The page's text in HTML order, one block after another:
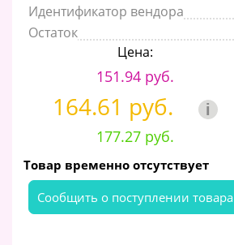
Идентификатор вендора
Остаток
Цена:
151.94 руб.
164.61 руб. i
177.27 руб.
Товар временно отсутствует
Cообщить о поступлении товара